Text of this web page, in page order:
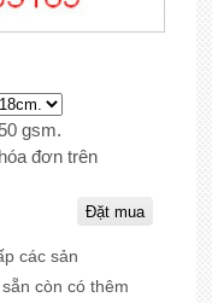
gsm.
đơn trên
các sản
còn có thêm